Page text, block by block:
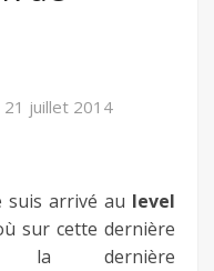
21 juillet 2014
suis arrivé au level
sur cette dernière
la dernière